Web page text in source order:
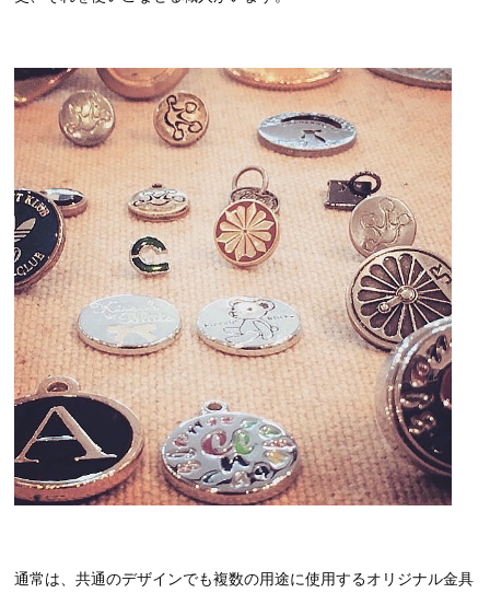
通常は、共通のデザインでも複数の用途に使用するオリジナル金具